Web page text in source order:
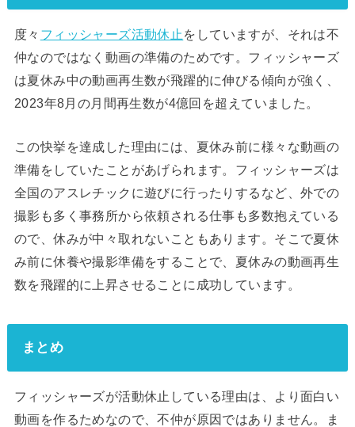
度々 フィッシャーズ活動休止 をしていますが、それは不
仲なのではなく動画の準備のためです。フィッシャーズ
は夏休み中の動画再生数が飛躍的に伸びる傾向が強く、
2023年8月の月間再生数が4億回を超えていました。
この快挙を達成した理由には、夏休み前に様々な動画の
準備をしていたことがあげられます。フィッシャーズは
全国のアスレチックに遊びに行ったりするなど、外での
撮影も多く事務所から依頼される仕事も多数抱えている
ので、休みが中々取れないこともあります。そこで夏休
み前に休養や撮影準備をすることで、夏休みの動画再生
数を飛躍的に上昇させることに成功しています。
まとめ
フィッシャーズが活動休止している理由は、より面白い
動画を作るためなので、不仲が原因ではありません。ま